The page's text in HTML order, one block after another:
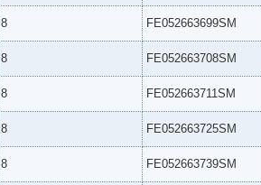
8 FE052663699SM
8 FE052663708SM
8 FE052663711SM
8 FE052663725SM
8 FE052663739SM